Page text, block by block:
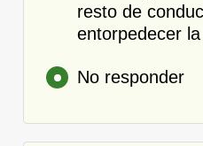
resto de
entorpedecer
No responder